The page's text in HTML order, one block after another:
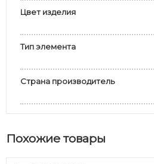
Цвет изделия
Тип элемента
Страна производитель
Похожие товары